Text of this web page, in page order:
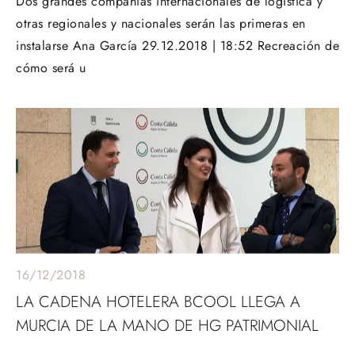
otras regionales y nacionales serán las primeras en
instalarse Ana García 29.12.2018 | 18:52 Recreación de
cómo será u
16/12/2018
LA CADENA HOTELERA BCOOL LLEGA A
MURCIA DE LA MANO DE HG PATRIMONIAL